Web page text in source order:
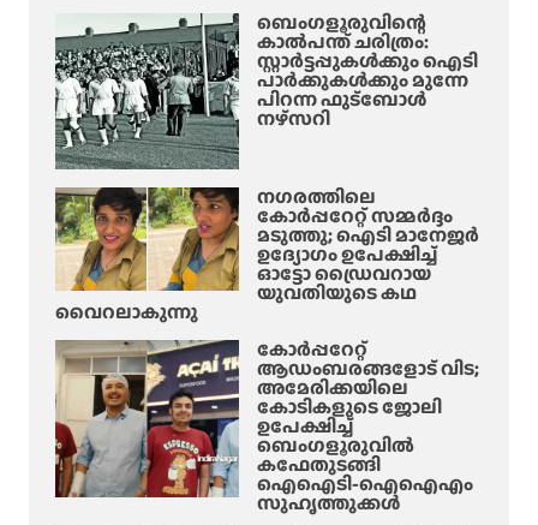
ബെംഗളൂരുവിന്റെ
കാൽപന്ത് ചരിത്രം:
സ്റ്റാർട്ടപ്പുകൾക്കും ഐടി
പാർക്കുകൾക്കും മുന്നേ
പിറന്ന ഫുട്ബോൾ
നഴ്സറി
നഗരത്തിലെ
കോർപ്പറേറ്റ് സമ്മർദ്ദം
മടുത്തു; ഐടി മാനേജർ
ഉദ്യോഗം ഉപേക്ഷിച്ച്
ഓട്ടോ ഡ്രൈവറായ
യുവതിയുടെ കഥ
വൈറലാകുന്നു
കോർപ്പറേറ്റ്
ആഡംബരങ്ങളോട് വിട;
അമേരിക്കയിലെ
കോടികളുടെ ജോലി
ഉപേക്ഷിച്ച്
ബെംഗളൂരുവിൽ
കഫേതുടങ്ങി
ഐഐടി-ഐഐഎം
സുഹൃത്തുക്കൾ